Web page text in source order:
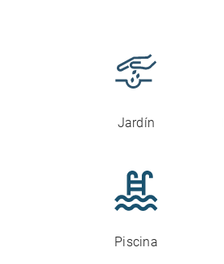
Jardín
Piscina